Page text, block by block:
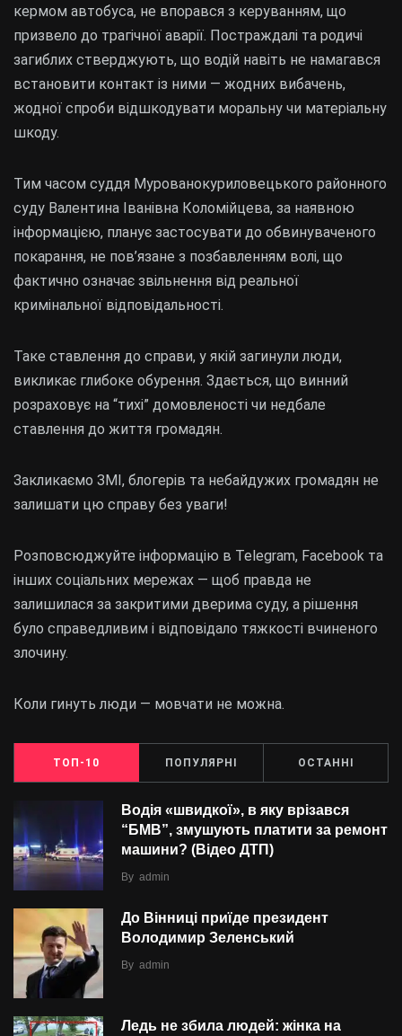
кермом автобуса, не впорався з керуванням, що
призвело до трагічної аварії. Постраждалі та родичі
загиблих стверджують, що водій навіть не намагався
встановити контакт із ними — жодних вибачень,
жодної спроби відшкодувати моральну чи матеріальну
шкоду.
Тим часом суддя Мурованокуриловецького районного
суду Валентина Іванівна Коломійцева, за наявною
інформацією, планує застосувати до обвинуваченого
покарання, не пов’язане з позбавленням волі, що
фактично означає звільнення від реальної
кримінальної відповідальності.
Таке ставлення до справи, у якій загинули люди,
викликає глибоке обурення. Здається, що винний
розраховує на “тихі” домовленості чи недбале
ставлення до життя громадян.
Закликаємо ЗМІ, блогерів та небайдужих громадян не
залишати цю справу без уваги!
Розповсюджуйте інформацію в Telegram, Facebook та
інших соціальних мережах — щоб правда не
залишилася за закритими дверима суду, а рішення
було справедливим і відповідало тяжкості вчиненого
злочину.
Коли гинуть люди — мовчати не можна.
ТОП-10 ПОПУЛЯРНІ ОСТАННІ
Водія «швидкої», в яку врізався
“БMВ”, змушують платити за ремонт
машини? (Відео ДТП)
By admin
До Вінниці приїде президент
Володимир Зеленський
By admin
Ледь не збила людей: жінка на